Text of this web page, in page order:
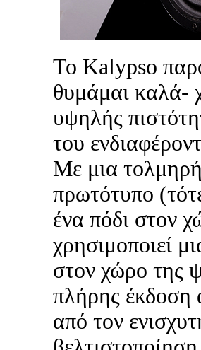
Το Kalypso
θυμάμαι καλά-
υψηλής
του
Με μια
πρωτότυπο
ένα πόδι στον
χρησιμοποιεί
στον χώρο της
πλήρης έκδοση
από τον